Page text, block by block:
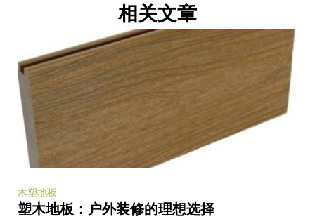
相关文章
木塑地板
塑木地板：户外装修的理想选择